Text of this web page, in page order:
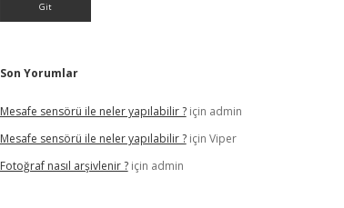
Son Yorumlar
Mesafe sensörü ile neler yapılabilir ?için admin
Mesafe sensörü ile neler yapılabilir ?için Viper
Fotoğraf nasıl arşivlenir ?için admin